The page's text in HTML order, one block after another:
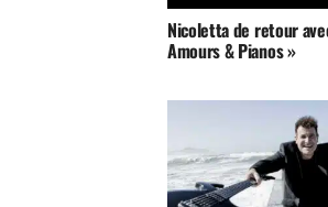
Nicoletta de retour
Amours & Pianos »